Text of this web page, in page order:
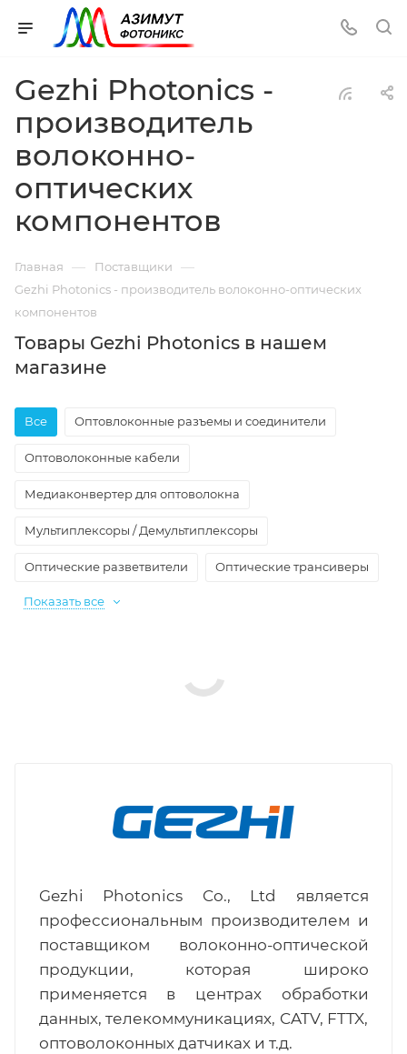
Gezhi Photonics -
производитель
волоконно-
оптических
компонентов
Главная — Поставщики —
Gezhi Photonics - производитель волоконно-оптических
компонентов
Товары Gezhi Photonics в нашем
магазине
Все Оптовлоконные разъемы и соединители
Оптоволоконные кабели
Медиаконвертер для оптоволокна
Мультиплексоры / Демультиплексоры
Оптические разветвители Оптические трансиверы
Показать все
Gezhi Photonics Co., Ltd является
профессиональным производителем и
поставщиком волоконно-оптической
продукции, которая широко
применяется в центрах обработки
данных, телекоммуникациях, CATV, FTTX,
оптоволоконных датчиках и т.д.